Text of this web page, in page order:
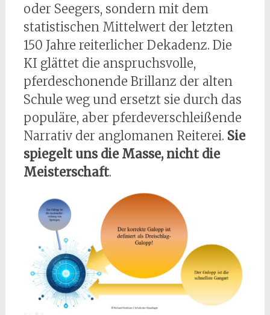
oder Seegers, sondern mit dem
statistischen Mittelwert der letzten
150 Jahre reiterlicher Dekadenz. Die
KI glättet die anspruchsvolle,
pferdeschonende Brillanz der alten
Schule weg und ersetzt sie durch das
populäre, aber pferdeverschleißende
Narrativ der anglomanen Reiterei. Sie
spiegelt uns die Masse, nicht die
Meisterschaft.